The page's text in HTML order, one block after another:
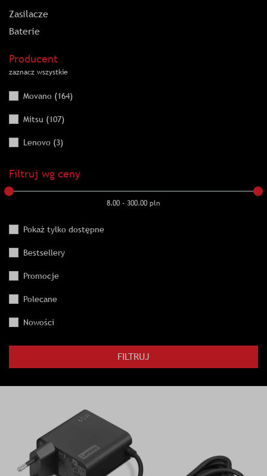
Zasilacze
Baterie
Producent
zaznacz wszystkie
Movano (164)
Mitsu (107)
Lenovo (3)
Filtruj wg ceny
8.00 - 300.00 pln
Pokaż tylko dostępne
Bestsellery
Promocje
Polecane
Nowości
FILTRUJ